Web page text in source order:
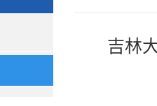
吉林